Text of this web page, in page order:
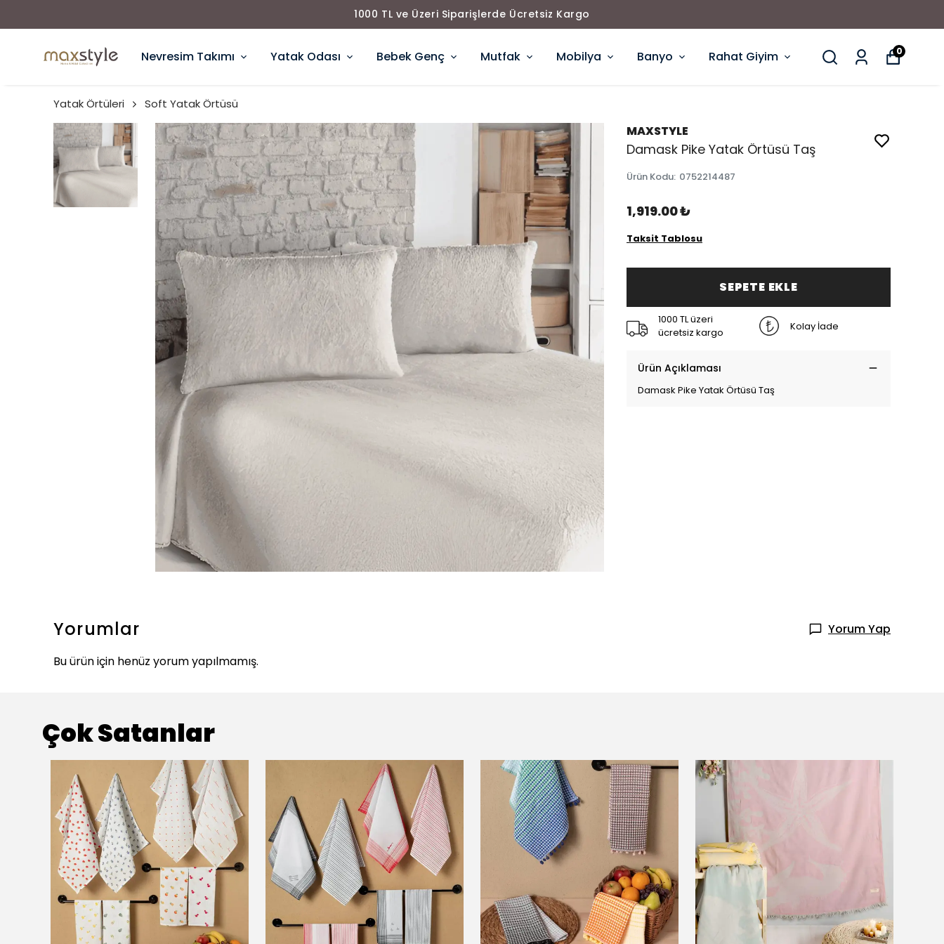
1000 TL ve Üzeri Siparişlerde Ücretsiz Kargo
Nevresim Takımı Yatak Odası Bebek Genç Mutfak Mobilya Banyo Rahat Giyim 0
Yatak Örtüleri Soft Yatak Örtüsü
MAXSTYLE
Damask Pike Yatak Örtüsü Taş
Ürün Kodu: 0752214487
1,919.00 ₺
Taksit Tablosu
SEPETE EKLE
1000 TL üzeri
ücretsiz kargo
Kolay İade
Ürün Açıklaması
Damask Pike Yatak Örtüsü Taş
Yorumlar
Yorum Yap
Bu ürün için henüz yorum yapılmamış.
Çok Satanlar